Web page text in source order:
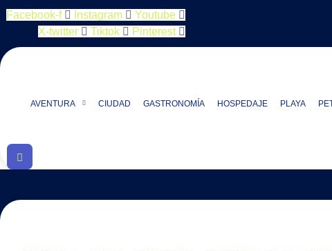
Facebook-f Instagram
Youtube
X-twitter
Tiktok Pinterest
AVENTURA CIUDAD GASTRONOMÍA HOSPEDAJE PLAYA